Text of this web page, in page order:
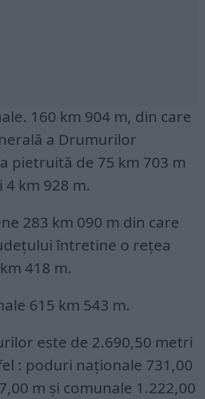
160 km 904 m, din care
a Drumurilor
pietruită de 75 km 703 m
km 928 m.
283 km 090 m din care
întretine o rețea
418 m.
615 km 543 m.
este de 2.690,50 metri
: poduri naționale 731,00
m și comunale 1.222,00